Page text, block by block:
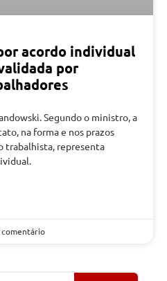
acordo individual
por
Segundo o ministro, a
na forma e nos prazos
trabalhista, representa
comentário